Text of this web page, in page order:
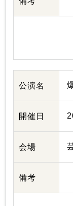
公演名
開催日
会場
備考